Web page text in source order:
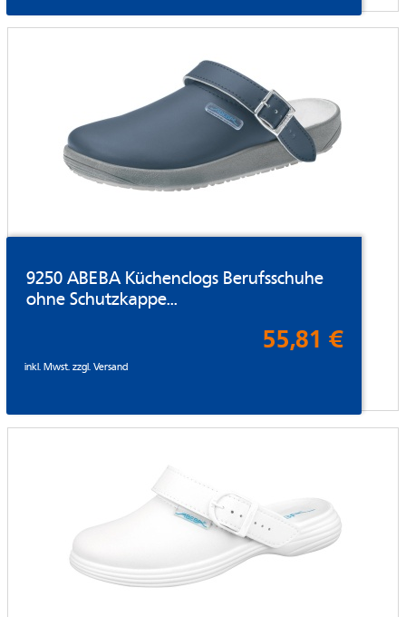
9250 ABEBA Küchenclogs Berufsschuhe
ohne Schutzkappe...
55,81 €
inkl. Mwst. zzgl.Versand